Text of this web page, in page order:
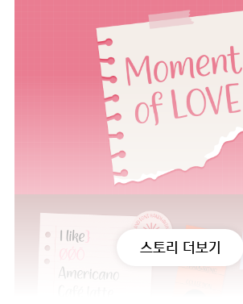
스토리 더보기